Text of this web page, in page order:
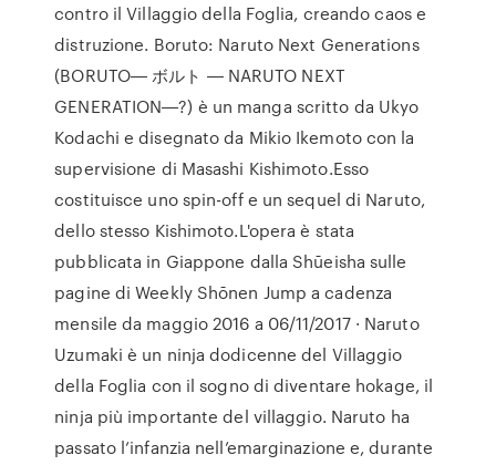
contro il Villaggio della Foglia, creando caos e
distruzione. Boruto: Naruto Next Generations
(BORUTO― ボルト ― NARUTO NEXT
GENERATION―?) è un manga scritto da Ukyo
Kodachi e disegnato da Mikio Ikemoto con la
supervisione di Masashi Kishimoto.Esso
costituisce uno spin-off e un sequel di Naruto,
dello stesso Kishimoto.L'opera è stata
pubblicata in Giappone dalla Shūeisha sulle
pagine di Weekly Shōnen Jump a cadenza
mensile da maggio 2016 a 06/11/2017 · Naruto
Uzumaki è un ninja dodicenne del Villaggio
della Foglia con il sogno di diventare hokage, il
ninja più importante del villaggio. Naruto ha
passato l’infanzia nell’emarginazione e, durante